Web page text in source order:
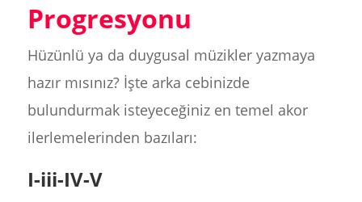
Progresyonu
Hüzünlü ya da duygusal müzikler yazmaya
hazır mısınız? İşte arka cebinizde
bulundurmak isteyeceğiniz en temel akor
ilerlemelerinden bazıları:
I-iii-IV-V